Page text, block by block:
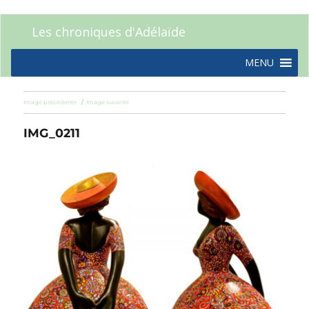
Les chroniques d'Adélaïde
MENU
Image précédente Image suivante
IMG_0211